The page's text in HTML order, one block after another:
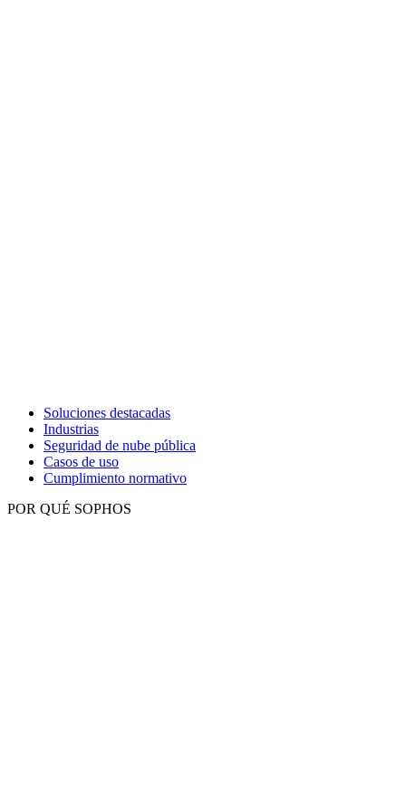
Soluciones destacadas
Industrias
Seguridad de nube pública
Casos de uso
Cumplimiento normativo
POR QUÉ SOPHOS